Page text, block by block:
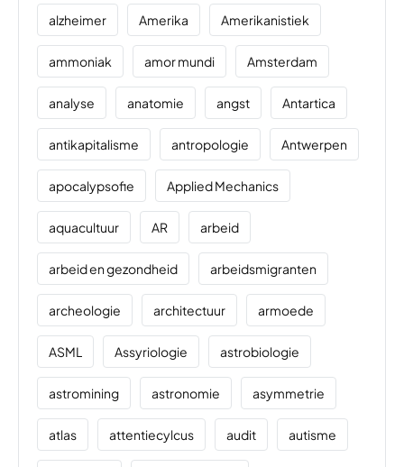
alzheimer Amerika Amerikanistiek
ammoniak amor mundi Amsterdam
analyse anatomie angst Antartica
antikapitalisme antropologie Antwerpen
apocalypsofie Applied Mechanics
aquacultuur AR arbeid
arbeid en gezondheid arbeidsmigranten
archeologie architectuur armoede
ASML Assyriologie astrobiologie
astromining astronomie asymmetrie
atlas attentiecylcus audit autisme